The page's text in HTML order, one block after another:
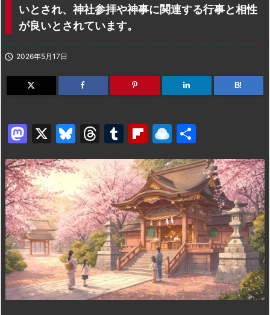
いとされ、神社参拝や神事に関連する行事と相性
が良いとされています。
 2026年5月17日
B!
M
a
st
o
d
o
n
X
Bl
u
e
s
k
y
T
hr
e
a
d
s
T
u
m
bl
r
Fl
ip
b
o
ar
d
R
ai
n
dr
o
p.
io
有